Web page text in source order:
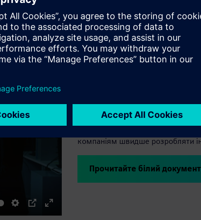
Проектуйте системи
Зв'язок 5G все ще знаходиться
потенціал, ще потрібно
продуктів все ще потрібно
компаніям швидше розробляти
Прочитайте білий документ
Settings
PIP
Enter